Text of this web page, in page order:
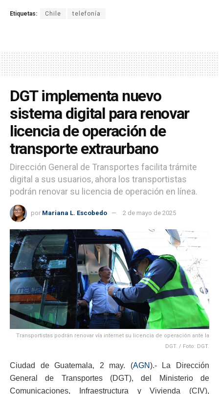
Etiquetas: Chile telefonía
DGT implementa nuevo
sistema digital para renovar
licencia de operación de
transporte extraurbano
Dirección General de Transportes facilita trámite
digital a sus usuarios, ahora los transportistas
podrán renovar su licencia de operación en línea.
por Mariana L. Escobedo 2 de mayo de 2025
Transportistas podrán renovar vía internet su licencia de operación ante la
DGT. / Foto: DGT.
Ciudad de Guatemala, 2 may. (AGN).- La Dirección
General de Transportes (DGT), del Ministerio de
Comunicaciones, Infraestructura y Vivienda (CIV),